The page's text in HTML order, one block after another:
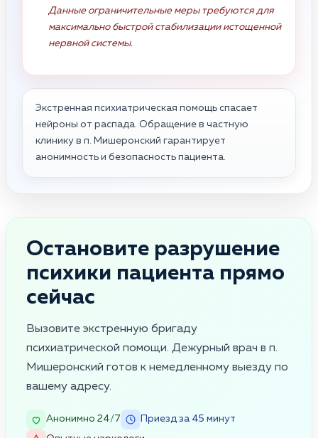
Данные ограничительные меры требуются для
максимально быстрой стабилизации истощенной
нервной системы.
Экстренная психиатрическая помощь спасает
нейроны от распада. Обращение в частную
клинику в п. Мишеронский гарантирует
анонимность и безопасность пациента.
Остановите разрушение
психики пациента прямо
сейчас
Вызовите экстренную бригаду
психиатрической помощи. Дежурный врач в п.
Мишеронский готов к немедленному выезду по
вашему адресу.
Анонимно 24/7
Приезд за 45 минут